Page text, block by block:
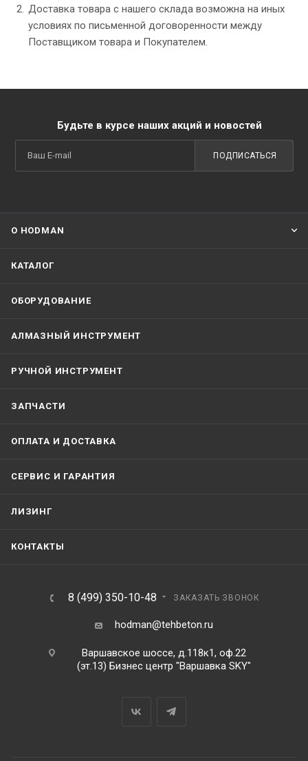
Доставка товара с нашего склада возможна на иных
условиях по письменной договоренности между
Поставщиком товара и Покупателем.
Будьте в курсе наших акций и новостей
ПОДПИСАТЬСЯ
О HODMAN
КАТАЛОГ
ОБОРУДОВАНИЕ
АЛМАЗНЫЙ ИНСТРУМЕНТ
РУЧНОЙ ИНСТРУМЕНТ
ЗАПЧАСТИ
ОПЛАТА И ДОСТАВКА
СЕРВИС И ГАРАНТИЯ
ЛИЗИНГ
КОНТАКТЫ
8 (499) 350-10-48 ЗАКАЗАТЬ ЗВОНОК
hodman@tehbeton.ru
Варшавское шоссе, д.118к1, оф.22
(эт.13) Бизнес центр "Варшавка SKY"